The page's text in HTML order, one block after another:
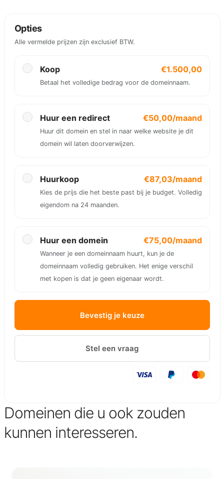
Opties
Alle vermelde prijzen zijn exclusief BTW.
Koop €1.500,00
Betaal het volledige bedrag voor de domeinnaam.
Huur een redirect €50,00/maand
Huur dit domein en stel in naar welke website je dit
domein wil laten doorverwijzen.
Huurkoop €87,03/maand
Kies de prijs die het beste past bij je budget. Volledig
eigendom na 24 maanden.
Huur een domein €75,00/maand
Wanneer je een domeinnaam huurt, kun je de
domeinnaam volledig gebruiken. Het enige verschil
met kopen is dat je geen eigenaar wordt.
Bevestig je keuze
Stel een vraag
Domeinen die u ook zouden
kunnen interesseren.